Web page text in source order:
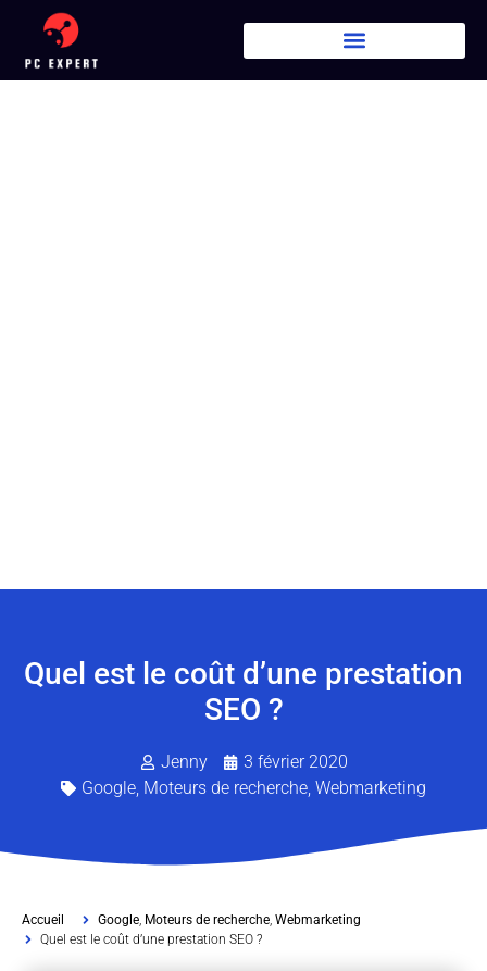
Quel est le coût d’une prestation
SEO ?
Jenny
3 février 2020
Google Moteurs de recherche Webmarketing
Accueil Google, Moteurs de recherche, Webmarketing
Quel est le coût d’une prestation SEO ?